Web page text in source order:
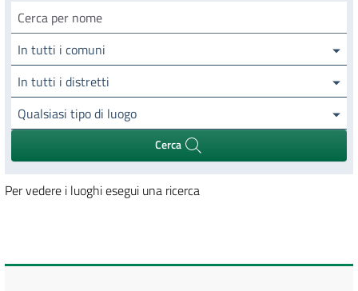
Cerca luogo
In tutti i comuni
In tutti i distretti
Qualsiasi tipo di luogo
Cerca
Per vedere i luoghi esegui una ricerca